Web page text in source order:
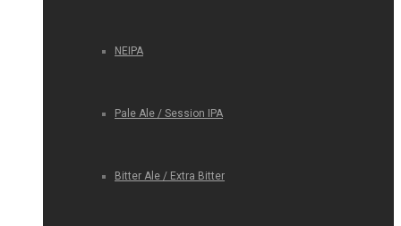
NEIPA
Pale Ale / Session IPA
Bitter Ale / Extra Bitter